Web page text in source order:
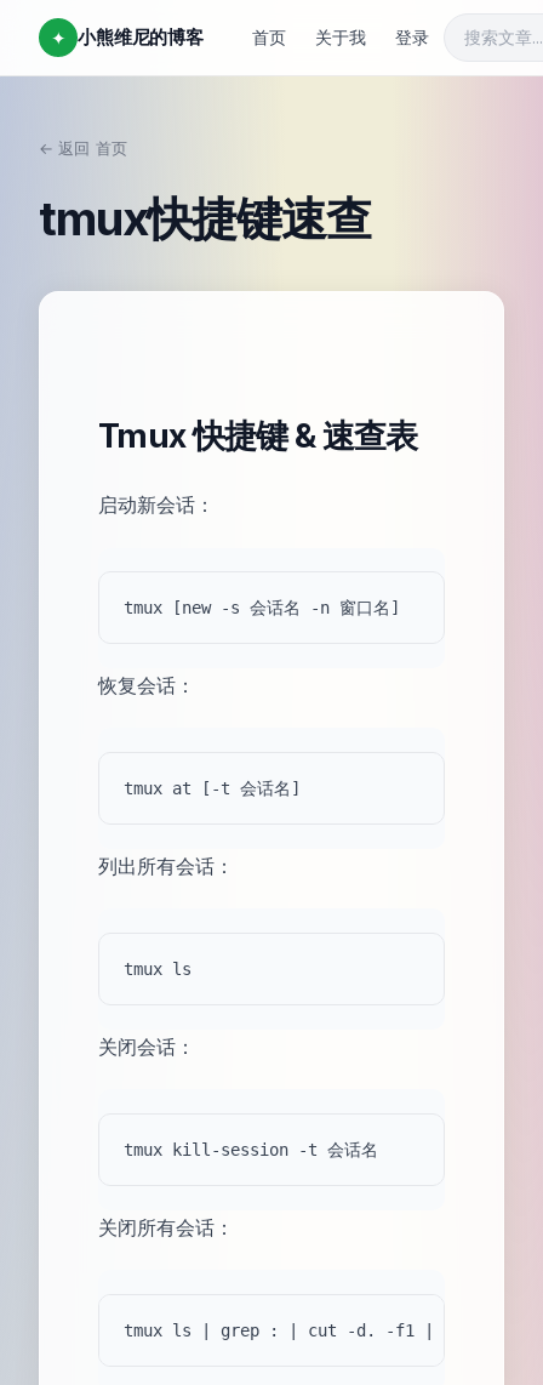
✦ 小熊维尼的博客 首页 关于我 登录
← 返回 首页
tmux快捷键速查
Tmux 快捷键 & 速查表
启动新会话：
恢复会话：
列出所有会话：
关闭会话：
关闭所有会话：